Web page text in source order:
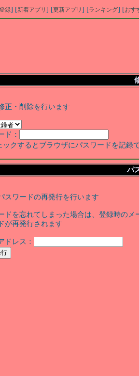
録] [新着アプリ ] [更新アプリ ] [ランキング] [おす
正・削除を行います
ド：
ックするとブラウザにパスワードを記録
パ
スワードの再発行を行います
ドを忘れてしまった場合は、登録時のメ
が再発行されます
ドレス：